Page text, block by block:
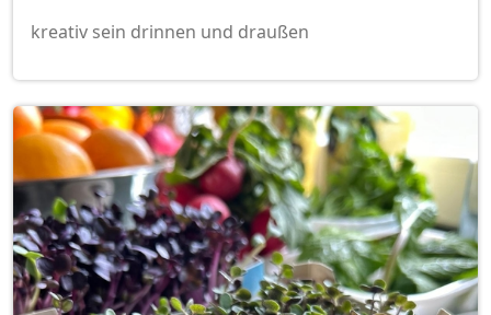
kreativ sein drinnen und draußen